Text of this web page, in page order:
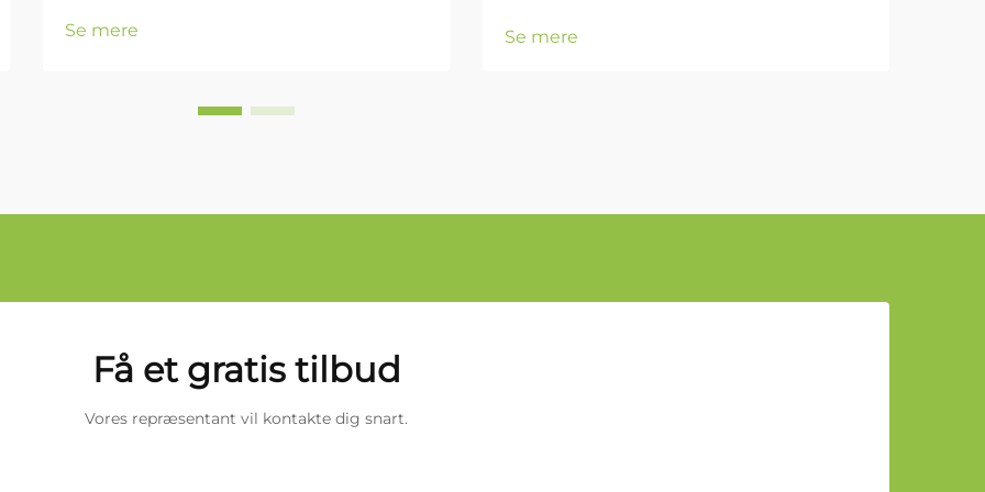
Se mere Se mere
Få et gratis tilbud
Vores repræsentant vil kontakte dig snart.